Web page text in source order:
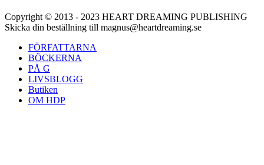
Copyright © 2013 - 2023 HEART DREAMING PUBLISHING
Skicka din beställning till magnus@heartdreaming.se
FÖRFATTARNA
BÖCKERNA
PÅ G
LIVSBLOGG
Butiken
OM HDP